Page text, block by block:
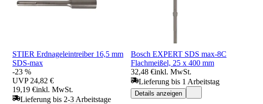
STIER Erdnageleintreiber 16,5 mm
SDS-max
-23 %
UVP 24,82 €
19,19 €inkl. MwSt.
Lieferung bis 2-3 Arbeitstage
Bosch EXPERT SDS max-8C
Flachmeißel, 25 x 400 mm
32,48 €inkl. MwSt.
Lieferung bis 1 Arbeitstag
Details anzeigen